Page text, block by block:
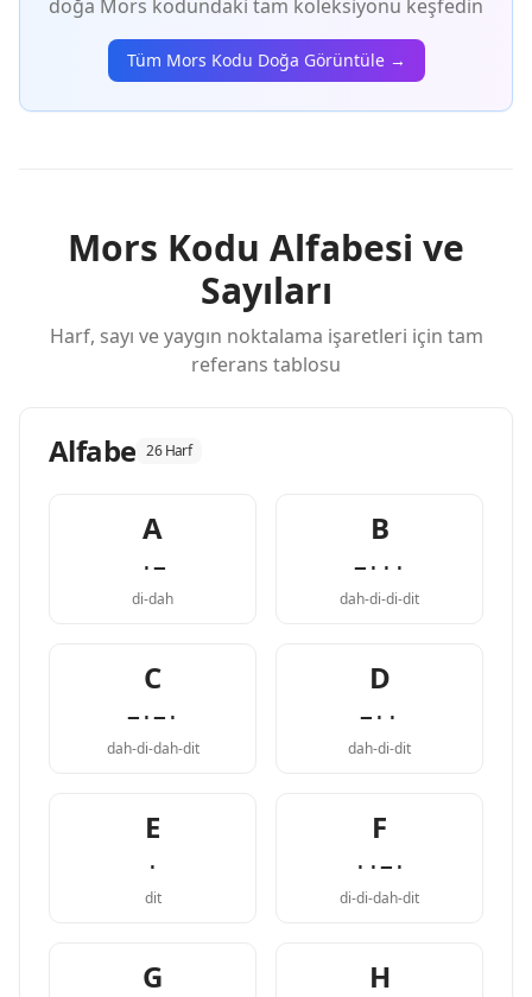
doğa Mors kodundaki tam koleksiyonu keşfedin
Tüm Mors Kodu Doğa Görüntüle →
Mors Kodu Alfabesi ve
Sayıları
Harf, sayı ve yaygın noktalama işaretleri için tam
referans tablosu
Alfabe 26 Harf
A
·−
di-dah
B
−···
dah-di-di-dit
C
−·−·
dah-di-dah-dit
D
−··
dah-di-dit
E
·
dit
F
··−·
di-di-dah-dit
G H